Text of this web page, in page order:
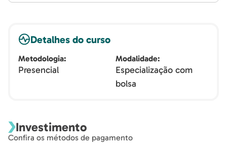
Detalhes do curso
Metodologia
Presencial
Modalidade
Especialização com
bolsa
Investimento
Confira os métodos de pagamento